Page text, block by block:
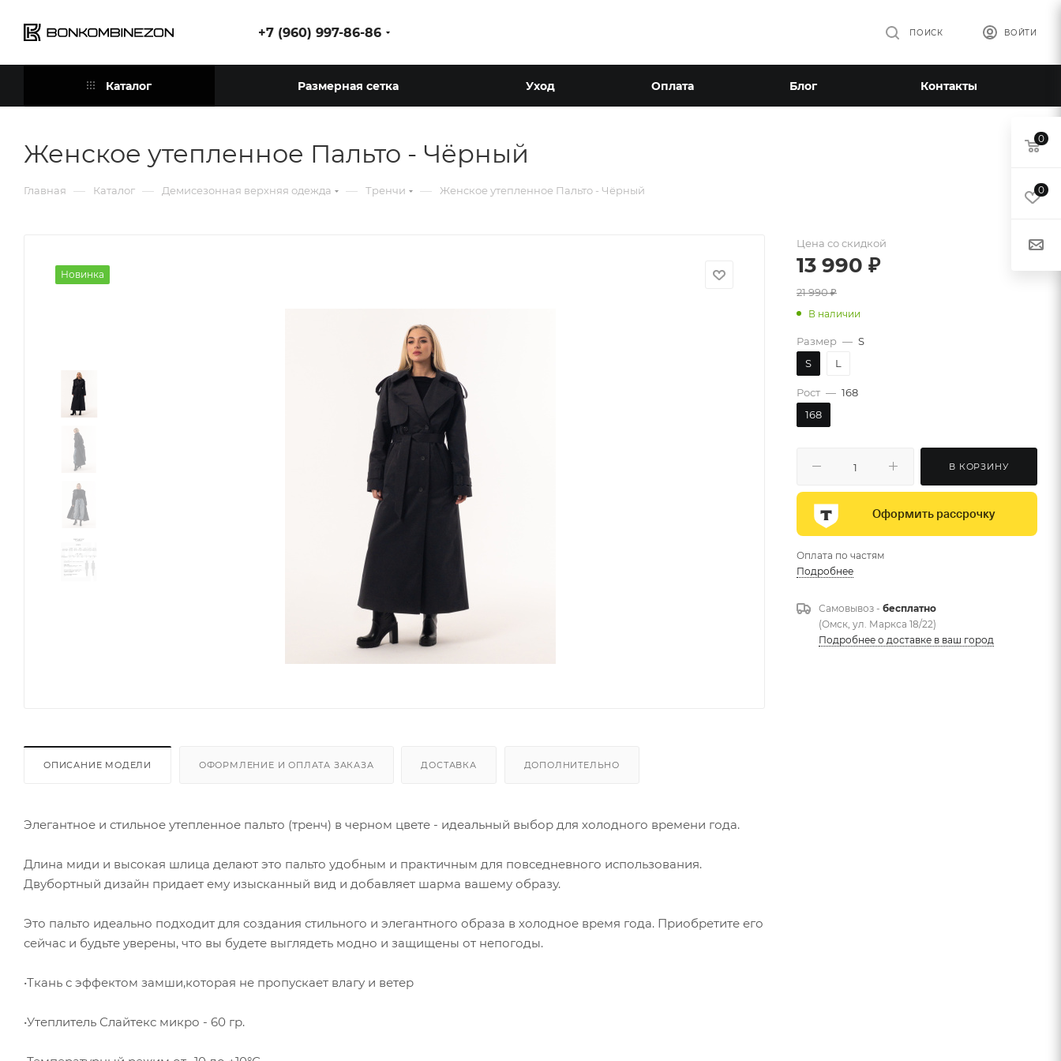
+7 (960) 997-86-86 ВОЙТИ
ПОИСК
Каталог Размерная сетка Уход Оплата Блог Контакты
Женское утепленное Пальто - Чёрный
Главная — Каталог — Демисезонная верхняя одежда — Тренчи — Женское утепленное Пальто - Чёрный
Новинка
ОПИСАНИЕ МОДЕЛИ ОФОРМЛЕНИЕ И ОПЛАТА ЗАКАЗА ДОСТАВКА ДОПОЛНИТЕЛЬНО
Элегантное и стильное утепленное пальто (тренч) в черном цвете - идеальный выбор для холодного времени года.
Длина миди и высокая шлица делают это пальто удобным и практичным для повседневного использования.
Двубортный дизайн придает ему изысканный вид и добавляет шарма вашему образу.
Это пальто идеально подходит для создания стильного и элегантного образа в холодное время года. Приобретите его
сейчас и будьте уверены, что вы будете выглядеть модно и защищены от непогоды.
•Ткань с эффектом замши,которая не пропускает влагу и ветер
•Утеплитель Слайтекс микро - 60 гр.
Цена со скидкой
13 990 ₽
21 990₽
В наличии
Размер — S
S
L
Рост — 168
168
В КОРЗИНУ
Оформить рассрочку
Оплата по частям
Подробнее
Самовывоз - бесплатно
(Омск, ул. Маркса 18/22)
Подробнее о доставке в ваш город
0
0